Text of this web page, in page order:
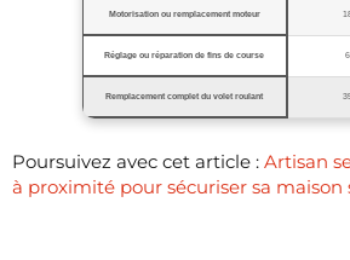
Motorisation ou remplacement moteur
Réglage ou réparation de fins de course
Remplacement complet du volet roulant
Poursuivez avec cet article : Artisan
à proximité pour sécuriser sa maison